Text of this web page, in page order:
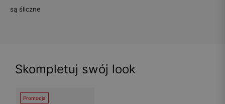
są śliczne
Skompletuj swój look
Promocja